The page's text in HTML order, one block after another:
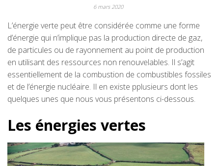
6 mars 2020
L’énergie verte peut être considérée comme une forme
d’énergie qui n’implique pas la production directe de gaz,
de particules ou de rayonnement au point de production
en utilisant des ressources non renouvelables. Il s’agit
essentiellement de la combustion de combustibles fossiles
et de l’énergie nucléaire. Il en existe pplusieurs dont les
quelques unes que nous vous présentons ci-dessous.
Les énergies vertes